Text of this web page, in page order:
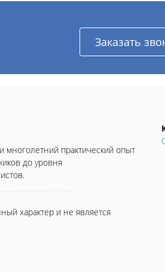
Заказать
практический опыт
до уровня
характер и не является